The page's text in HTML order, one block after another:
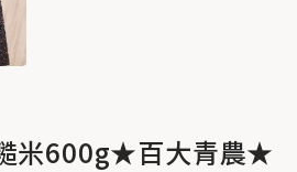
米600g★百大青農★